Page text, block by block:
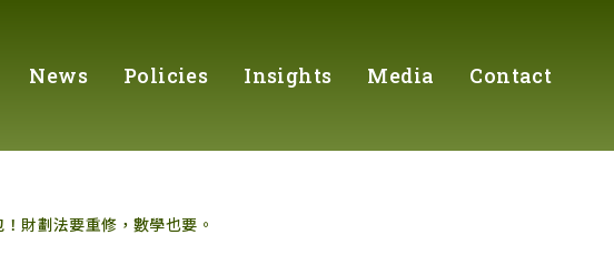
News Policies Insights Media Contact
財劃法要重修，數學也要。